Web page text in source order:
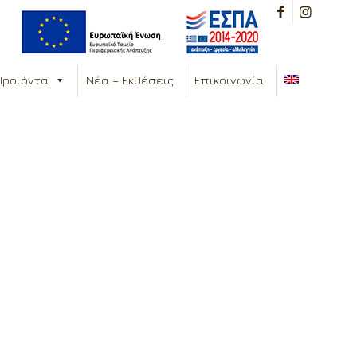
Νέα – Εκθέσεις Επικοινωνία